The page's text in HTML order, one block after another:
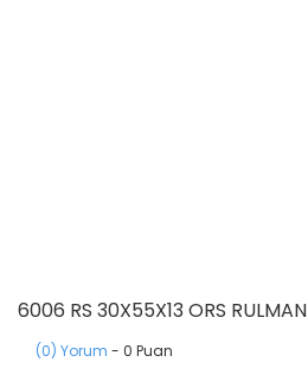
6006 RS 30X55X13 ORS RULMAN
(0) Yorum - 0 Puan